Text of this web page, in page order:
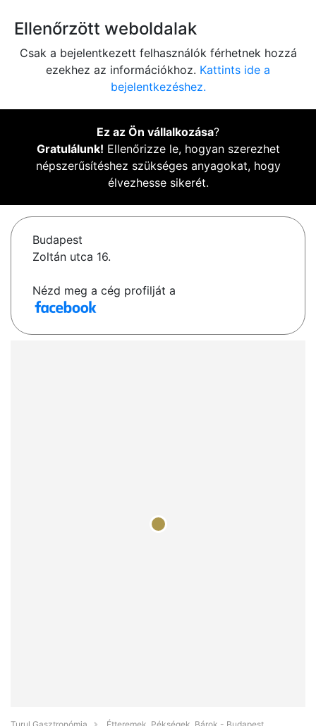
Ellenőrzött weboldalak
Csak a bejelentkezett felhasználók férhetnek hozzá
ezekhez az információkhoz. Kattints ide a
bejelentkezéshez.
Ez az Ön vállalkozása?
Gratulálunk! Ellenőrizze le, hogyan szerezhet
népszerűsítéshez szükséges anyagokat, hogy
élvezhesse sikerét.
Budapest
Zoltán utca 16.
Nézd meg a cég profilját a